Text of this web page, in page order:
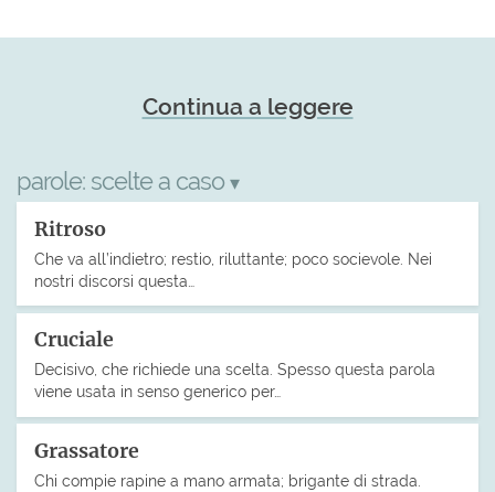
Continua a leggere
parole: scelte a caso ▾
Ritroso
Che va all’indietro; restio, riluttante; poco socievole. Nei
nostri discorsi questa…
Cruciale
Decisivo, che richiede una scelta. Spesso questa parola
viene usata in senso generico per…
Grassatore
Chi compie rapine a mano armata; brigante di strada.